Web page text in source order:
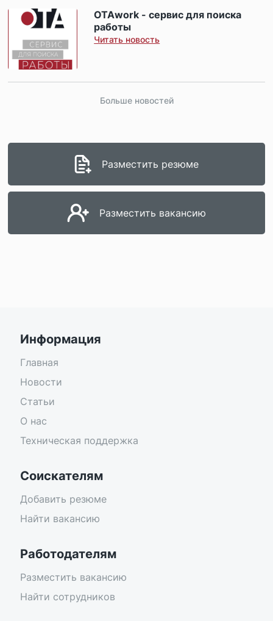
ОТАwork - сервис для поиска
работы
Читать новость
Больше новостей
Разместить резюме
Разместить вакансию
Информация
Главная
Новости
Статьи
О нас
Техническая поддержка
Соискателям
Добавить резюме
Найти вакансию
Работодателям
Разместить вакансию
Найти сотрудников